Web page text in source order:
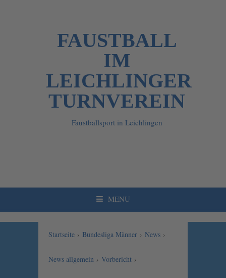
FAUSTBALL
IM
LEICHLINGER
TURNVEREIN
Faustballsport in Leichlingen
MENU
Startseite › Bundesliga Männer › News ›
News allgemein › Vorbericht ›